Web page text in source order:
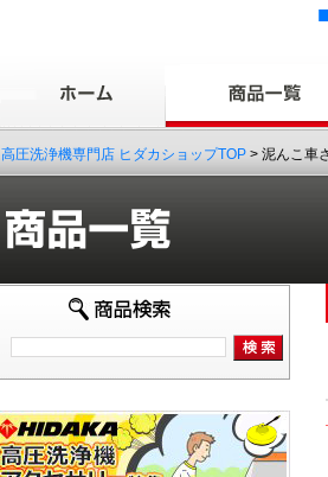
高圧洗浄機専門店 ヒダカショップTOP > 泥んこ車